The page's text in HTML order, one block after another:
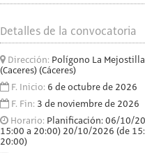
Detalles de la convocatoria
Dirección: Polígono La
(Caceres) (Cáceres)
F. Inicio: 6 de octubre de 2026
F. Fin: 3 de noviembre de 2026
Horario: Planificación: 06/10/
15:00 a 20:00) 20/10/2026 (de
20:00)